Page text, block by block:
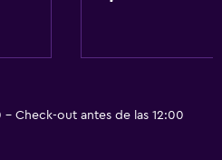
- Check-out antes de las 12:00